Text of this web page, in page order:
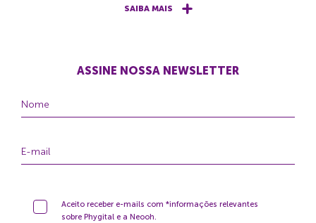
SAIBA MAIS
ASSINE NOSSA NEWSLETTER
Aceito receber e-mails com *informações relevantes
sobre Phygital e a Neooh.